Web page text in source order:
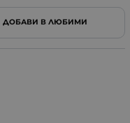
ДОБАВИ В ЛЮБИМИ